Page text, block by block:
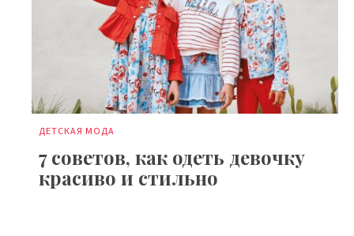
ДЕТСКАЯ МОДА
7 советов, как одеть девочку
красиво и стильно